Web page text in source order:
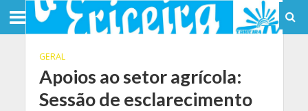
GERAL
Apoios ao setor agrícola:
Sessão de esclarecimento